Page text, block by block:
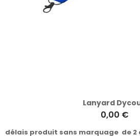
Lanyard
0,00 €
délais produit sans marquage de 2